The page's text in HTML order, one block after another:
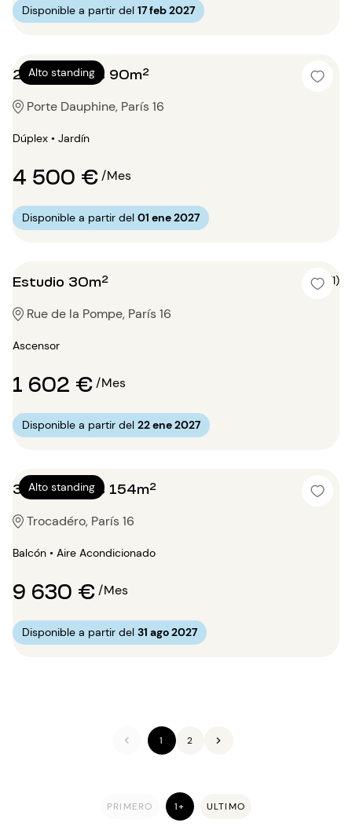
Disponible a partir del 17 feb 2027
Alto standing
2 dormitorios 90m²
Porte Dauphine, París 16
Dúplex • Jardín
4 500 €/Mes
Disponible a partir del 01 ene 2027
Estudio 30m² 5 (1)
Rue de la Pompe, París 16
Ascensor
1 602 €/Mes
Disponible a partir del 22 ene 2027
Alto standing
3 dormitorios 154m²
Trocadéro, París 16
Balcón • Aire Acondicionado
9 630 €/Mes
Disponible a partir del 31 ago 2027
1 2
PRIMERO 1+ ULTIMO